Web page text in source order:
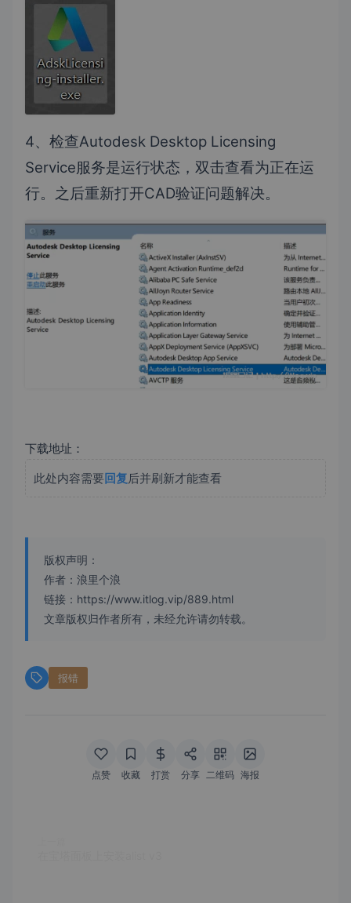
4、检查Autodesk Desktop Licensing
Service服务是运行状态，双击查看为正在运
行。之后重新打开CAD验证问题解决。
下载地址：
此处内容需要 回复后并刷新才能查看
版权声明：
作者：浪里个浪
链接：https://www.itlog.vip/889.html
文章版权归作者所有，未经允许请勿转载。
报错
点赞 收藏 打赏 分享 二维码 海报